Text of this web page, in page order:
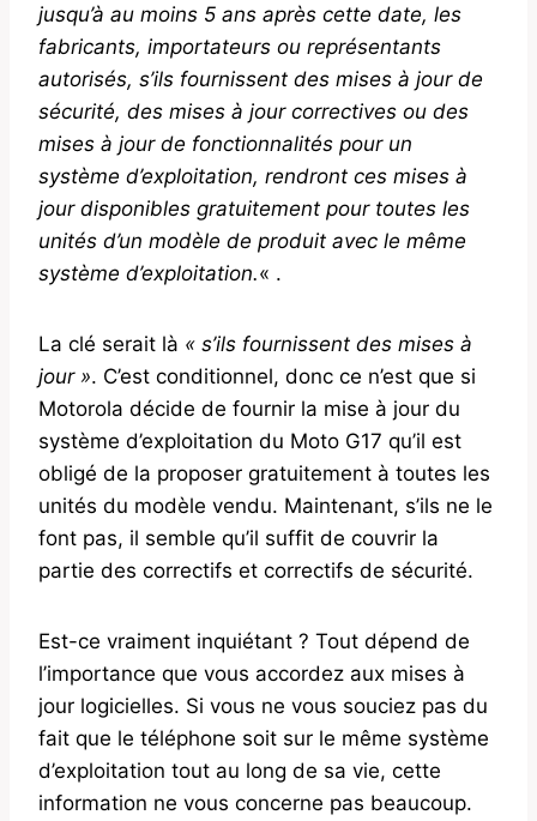
jusqu’à au moins 5 ans après cette date, les
fabricants, importateurs ou représentants
autorisés, s’ils fournissent des mises à jour de
sécurité, des mises à jour correctives ou des
mises à jour de fonctionnalités pour un
système d’exploitation, rendront ces mises à
jour disponibles gratuitement pour toutes les
unités d’un modèle de produit avec le même
système d’exploitation.« .
La clé serait là « s’ils fournissent des mises à
jour ». C’est conditionnel, donc ce n’est que si
Motorola décide de fournir la mise à jour du
système d’exploitation du Moto G17 qu’il est
obligé de la proposer gratuitement à toutes les
unités du modèle vendu. Maintenant, s’ils ne le
font pas, il semble qu’il suffit de couvrir la
partie des correctifs et correctifs de sécurité.
Est-ce vraiment inquiétant ? Tout dépend de
l’importance que vous accordez aux mises à
jour logicielles. Si vous ne vous souciez pas du
fait que le téléphone soit sur le même système
d’exploitation tout au long de sa vie, cette
information ne vous concerne pas beaucoup.